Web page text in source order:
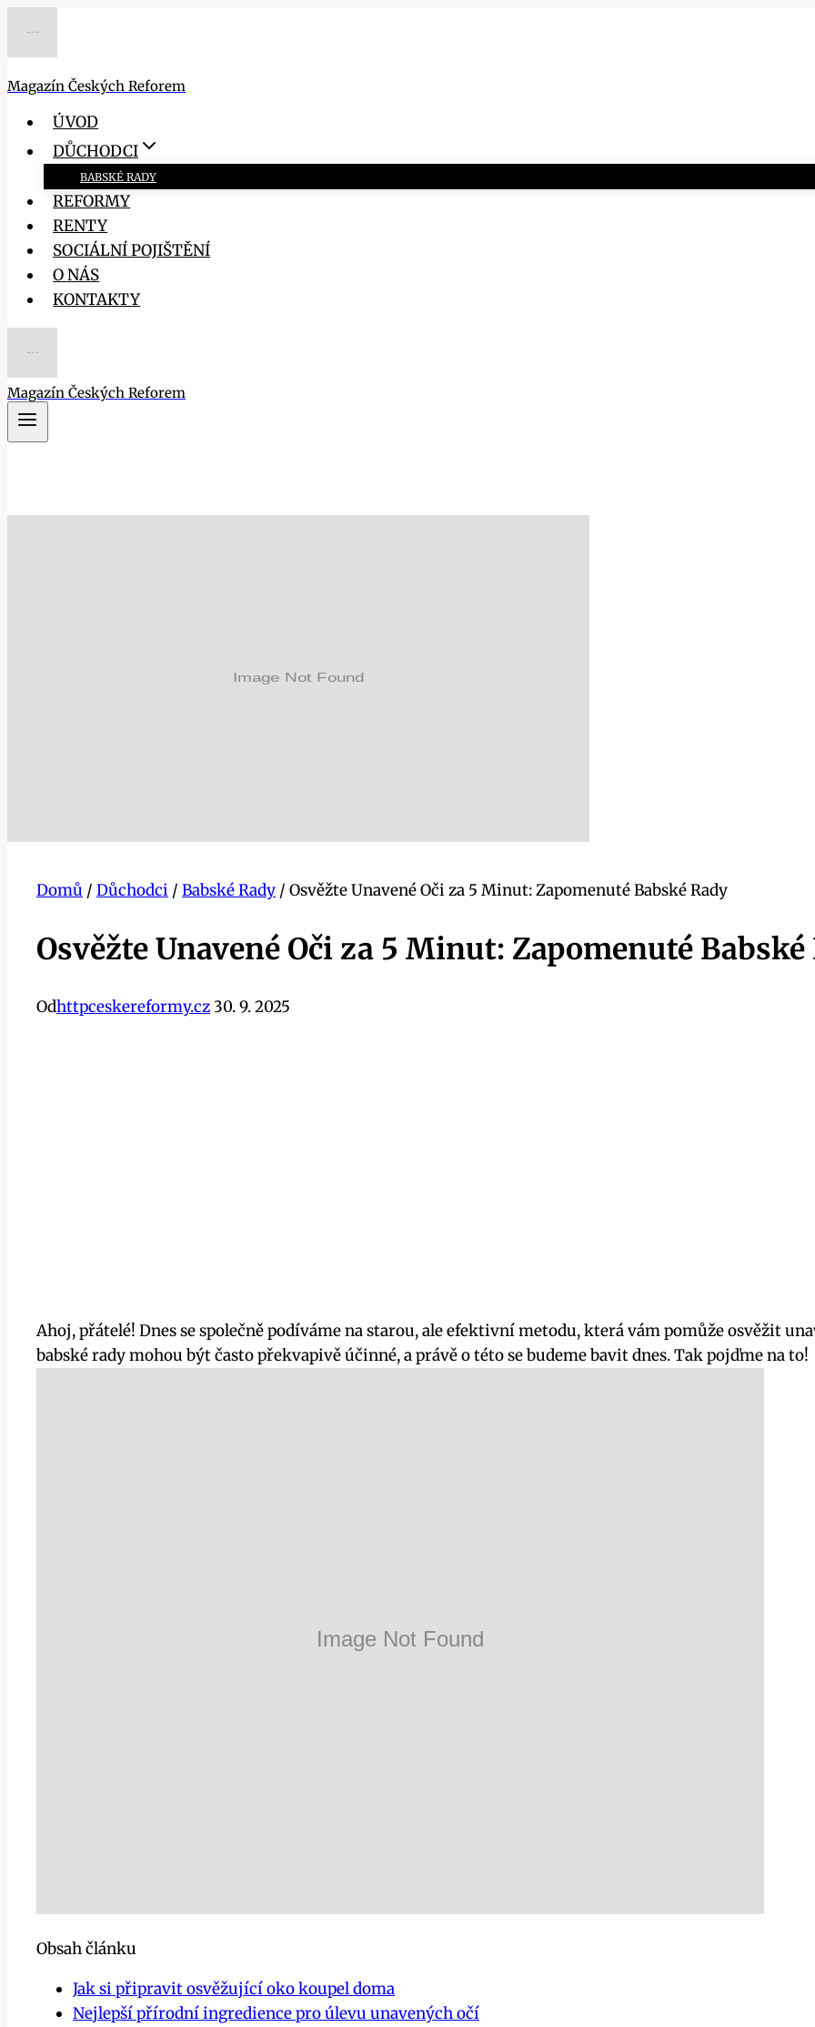
Magazín Českých Reforem
ÚVOD
DŮCHODCI
BABSKÉ RADY
REFORMY
RENTY
SOCIÁLNÍ POJIŠTĚNÍ
O NÁS
KONTAKTY
Magazín Českých Reforem
Domů / Důchodci / Babské Rady / Osvěžte Unavené Oči za 5 Minut: Zapomenuté Babské Rady
Osvěžte Unavené Oči za 5 Minut: Zapomenuté Babské
Odhttpceskereformy.cz30. 9. 2025
Ahoj, přátelé! Dnes se společně podíváme na starou, ale efektivní metodu, která vám pomůže osvěžit
babské rady mohou být často překvapivě účinné, a právě o této se budeme bavit dnes. Tak pojďme na to!
Obsah článku
Jak si připravit osvěžující oko koupel doma
Nejlepší přírodní ingredience pro úlevu unavených očí